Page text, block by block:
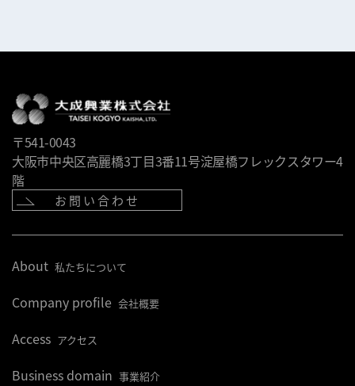
〒541-0043
大阪市中央区高麗橋3丁目3番11号淀屋橋フレックスタワー4
階
お問い合わせ
About 私たちについて
Company profile 会社概要
Access アクセス
Business domain 事業紹介